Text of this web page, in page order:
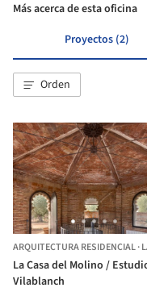
Más acerca de esta oficina
Proyectos (2)
Orden
ARQUITECTURA RESIDENCIAL·LA
La Casa del Molino /
Vilablanch